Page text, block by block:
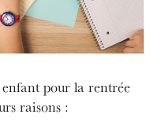
pour la rentrée
raisons :